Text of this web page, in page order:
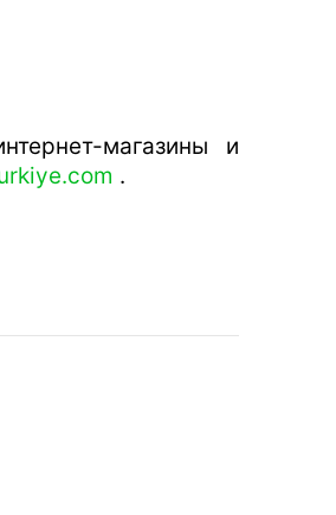
магазины и
.